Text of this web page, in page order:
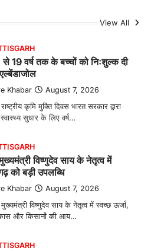
View All
दिशा में जिले के नगरी…
19 वर्ष तक के बच्चों को निःशुल्क दी
Khabar August 7, 2026
कृमि मुक्ति दिवस भारत सरकार द्वारा
सुधार के लिए वर्ष…
विष्णुदेव साय के नेतृत्व में
को बड़ी उपलब्धि
Khabar August 7, 2026
विष्णुदेव साय के नेतृत्व में स्वच्छ ऊर्जा,
और किसानों की आय…